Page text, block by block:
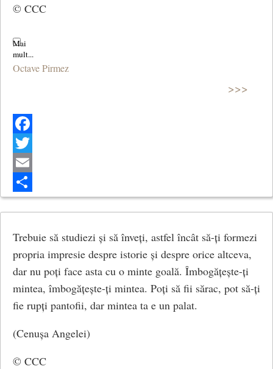
© CCC
Octave Pirmez
>>>
Facebook
Twitter
Email
Share
Trebuie să studiezi și să înveți, astfel încât să-ți formezi
propria impresie despre istorie și despre orice altceva,
dar nu poți face asta cu o minte goală. Îmbogățește-ți
mintea, îmbogățește-ți mintea. Poți să fii sărac, pot să-ți
fie rupți pantofii, dar mintea ta e un palat.
(Cenușa Angelei)
© CCC